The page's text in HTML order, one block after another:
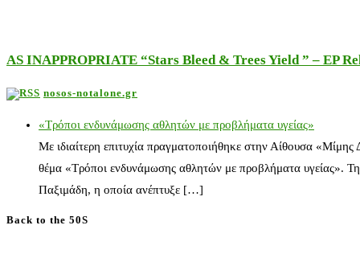
AS INAPPROPRIATE “Stars Bleed & Trees Yield ” – EP
nosos-notalone.gr
«Τρόποι ενδυνάμωσης αθλητών με προβλήματα υγείας»
Με ιδιαίτερη επιτυχία πραγματοποιήθηκε στην Αίθουσα
θέμα «Τρόποι ενδυνάμωσης αθλητών με προβλήματα υγείας».
Παξιμάδη, η οποία ανέπτυξε […]
Back to the 50S